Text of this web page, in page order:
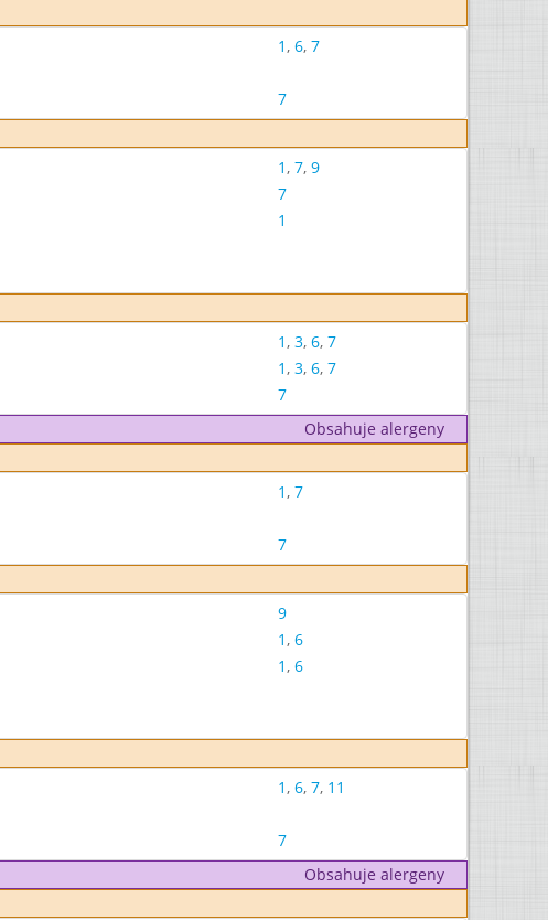
1, 6, 7
7
1, 7, 9
7
1
1, 3, 6, 7
1, 3, 6, 7
7
Obsahuje alergeny
1, 7
7
9
1, 6
1, 6
1, 6, 7, 11
7
Obsahuje alergeny